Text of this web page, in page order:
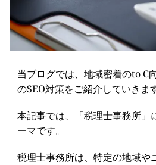
当ブログでは、地域密着のto C
のSEO対策をご紹介していきます
本記事では、「税理士事務所」
ーマです。
税理士事務所は、特定の地域や